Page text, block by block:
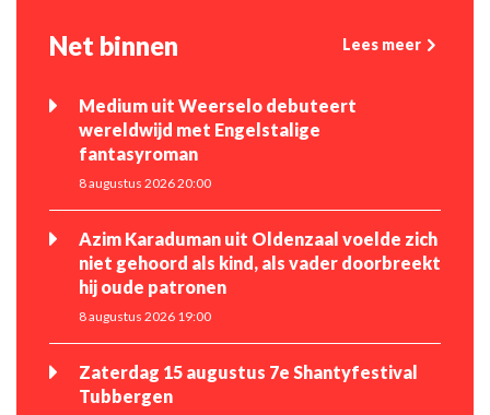
Net binnen Lees meer
Medium uit Weerselo debuteert
wereldwijd met Engelstalige
fantasyroman
8 augustus 2026 20:00
Azim Karaduman uit Oldenzaal voelde zich
niet gehoord als kind, als vader doorbreekt
hij oude patronen
8 augustus 2026 19:00
Zaterdag 15 augustus 7e Shantyfestival
Tubbergen